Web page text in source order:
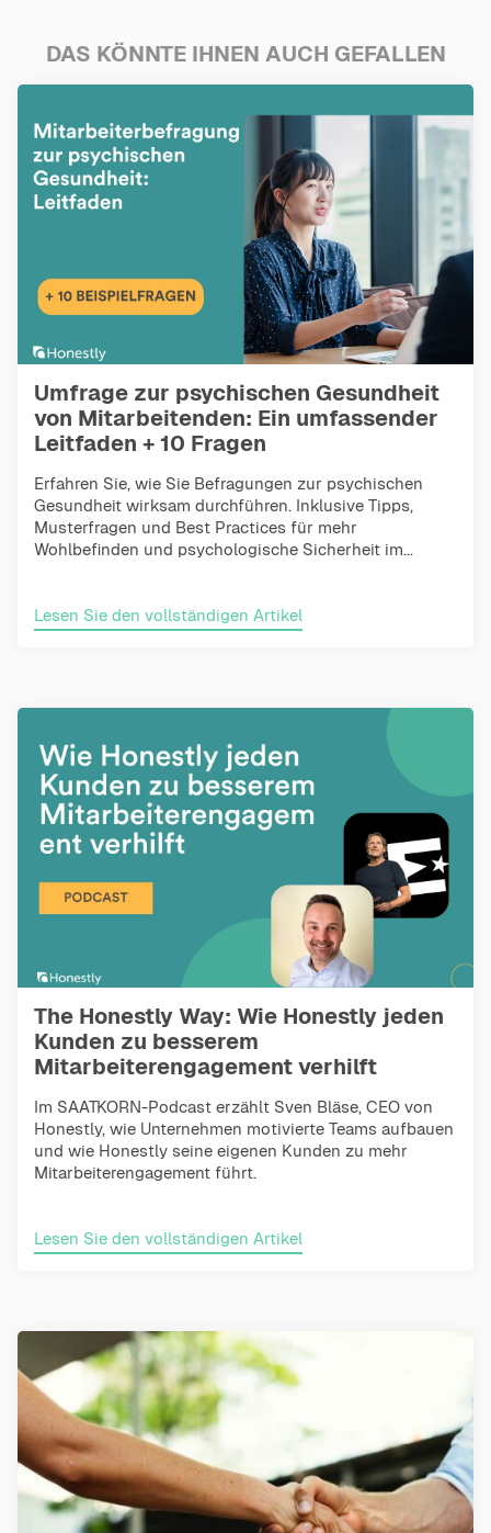
DAS KÖNNTE IHNEN AUCH GEFALLEN
Umfrage zur psychischen Gesundheit
von Mitarbeitenden: Ein umfassender
Leitfaden + 10 Fragen
Erfahren Sie, wie Sie Befragungen zur psychischen
Gesundheit wirksam durchführen. Inklusive Tipps,
Musterfragen und Best Practices für mehr
Wohlbefinden und psychologische Sicherheit im...
Lesen Sie den vollständigen Artikel
The Honestly Way: Wie Honestly jeden
Kunden zu besserem
Mitarbeiterengagement verhilft
Im SAATKORN-Podcast erzählt Sven Bläse, CEO von
Honestly, wie Unternehmen motivierte Teams aufbauen
und wie Honestly seine eigenen Kunden zu mehr
Mitarbeiterengagement führt.
Lesen Sie den vollständigen Artikel